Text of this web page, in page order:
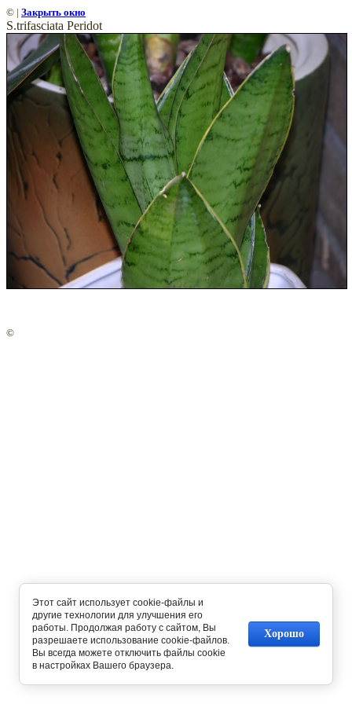
© | Закрыть окно
S.trifasciata Peridot
©
Этот сайт использует cookie-файлы и
другие технологии для улучшения его
работы. Продолжая работу с сайтом, Вы
разрешаете использование cookie-файлов.
Вы всегда можете отключить файлы cookie
в настройках Вашего браузера.
Хорошо